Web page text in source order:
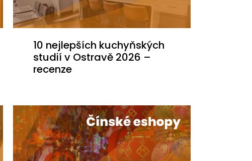
10 nejlepších kuchyňských
studií v Ostravě 2026 –
recenze